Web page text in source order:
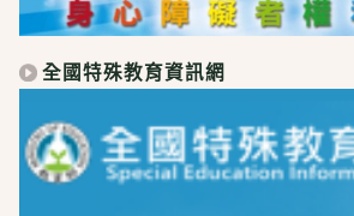
全國特殊教育資訊網